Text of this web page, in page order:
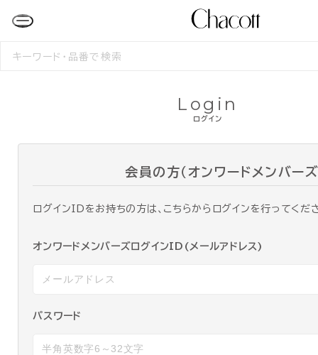
検
ログイン
Login
会員の方（オンワードメンバーズ
ログインIDをお持ちの方は、こちらからログインを行ってくだ
オンワードメンバーズログインID(メールアドレス)
パスワード